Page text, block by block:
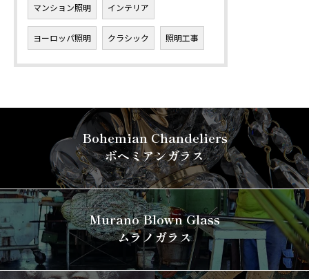
マンション照明 インテリア
ヨーロッパ照明 クラシック 照明工事
Bohemian Chandeliers
ボヘミアンガラス
Murano Blown Glass
ムラノガラス